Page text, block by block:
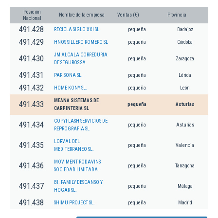
Posición
Nacional
Nombre de la empresa Ventas (€) Provincia
491.428 RECICLA SIGLO XXI SL pequeña Badajoz
491.429 HNOS SILLERO ROMERO SL pequeña Córdoba
491.430
JM ALCALA CORREDURIA
DE SEGUROS SA
pequeña Zaragoza
491.431 PARISONA SL. pequeña Lérida
491.432 HOME KONY SL. pequeña León
491.433
MEANA SISTEMAS DE
CARPINTERIA SL
pequeña Asturias
491.434
COPYFLASH SERVICIOS DE
REPROGRAFIA SL
pequeña Asturias
491.435
LORVAL DEL
MEDITERRANEO SL.
pequeña Valencia
491.436
MOVIMENT RODAVINS
SOCIEDAD LIMITADA.
pequeña Tarragona
491.437
BI. FAMILY DESCANSO Y
HOGAR SL.
pequeña Málaga
491.438 SHIMU PROJECT SL. pequeña Madrid